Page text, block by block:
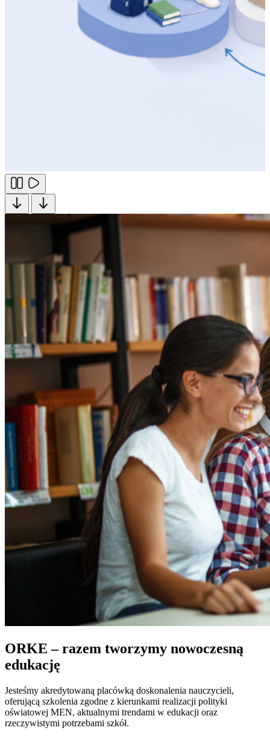
ORKE – razem tworzymy nowoczesną
edukację
Jesteśmy akredytowaną placówką doskonalenia nauczycieli,
oferującą szkolenia zgodne z kierunkami realizacji polityki
oświatowej MEN, aktualnymi trendami w edukacji oraz
rzeczywistymi potrzebami szkół.